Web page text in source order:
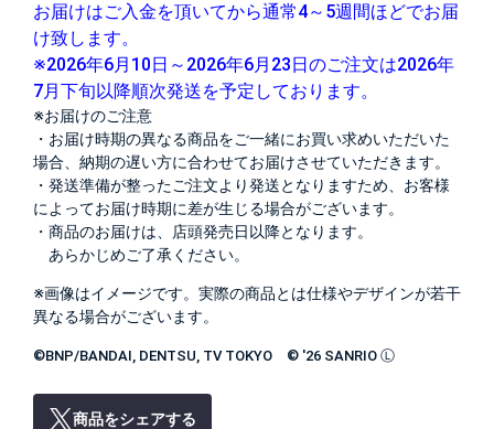
お届けはご入金を頂いてから通常4～5週間ほどでお届
け致します。
※2026年6月10日～2026年6月23日のご注文は2026年
7月下旬以降順次発送を予定しております。
※お届けのご注意
・お届け時期の異なる商品をご一緒にお買い求めいただいた
場合、納期の遅い方に合わせてお届けさせていただきます。
・発送準備が整ったご注文より発送となりますため、お客様
によってお届け時期に差が生じる場合がございます。
・商品のお届けは、店頭発売日以降となります。
あらかじめご了承ください。
※画像はイメージです。実際の商品とは仕様やデザインが若干
異なる場合がございます。
©BNP/BANDAI, DENTSU, TV TOKYO © '26 SANRIO Ⓛ
商品をシェアする